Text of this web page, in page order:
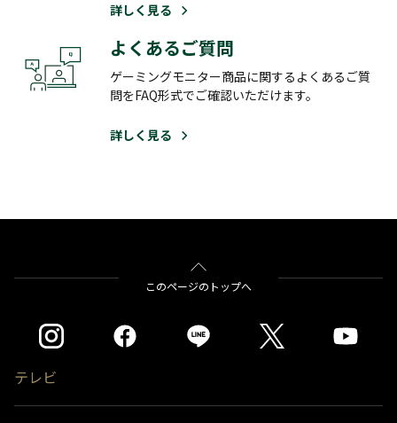
詳しく見る
よくあるご質問
ゲーミングモニター商品に関するよくあるご質
問をFAQ形式でご確認いただけます。
詳しく見る
このページのトップへ
テレビ